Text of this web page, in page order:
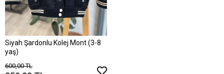
Siyah Şardonlu Kolej Mont (3-8
yaş)
600,00 TL